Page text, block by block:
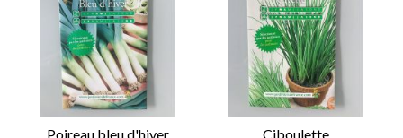
Poireau bleu d'hiver Ciboulette